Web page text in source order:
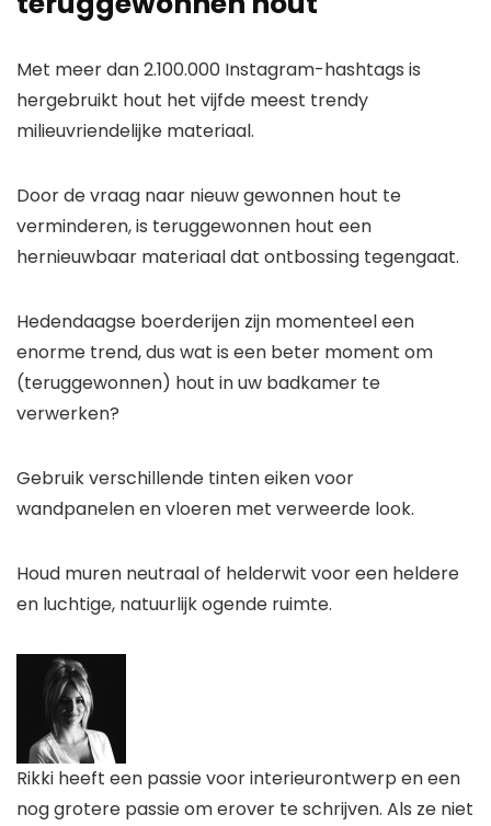
Met meer dan 2.100.000 Instagram-hashtags is
hergebruikt hout het vijfde meest trendy
milieuvriendelijke materiaal.
Door de vraag naar nieuw gewonnen hout te
verminderen, is teruggewonnen hout een
hernieuwbaar materiaal dat ontbossing tegengaat.
Hedendaagse boerderijen zijn momenteel een
enorme trend, dus wat is een beter moment om
(teruggewonnen) hout in uw badkamer te
verwerken?
Gebruik verschillende tinten eiken voor
wandpanelen en vloeren met verweerde look.
Houd muren neutraal of helderwit voor een heldere
en luchtige, natuurlijk ogende ruimte.
Rikki heeft een passie voor interieurontwerp en een
nog grotere passie om erover te schrijven. Als ze niet